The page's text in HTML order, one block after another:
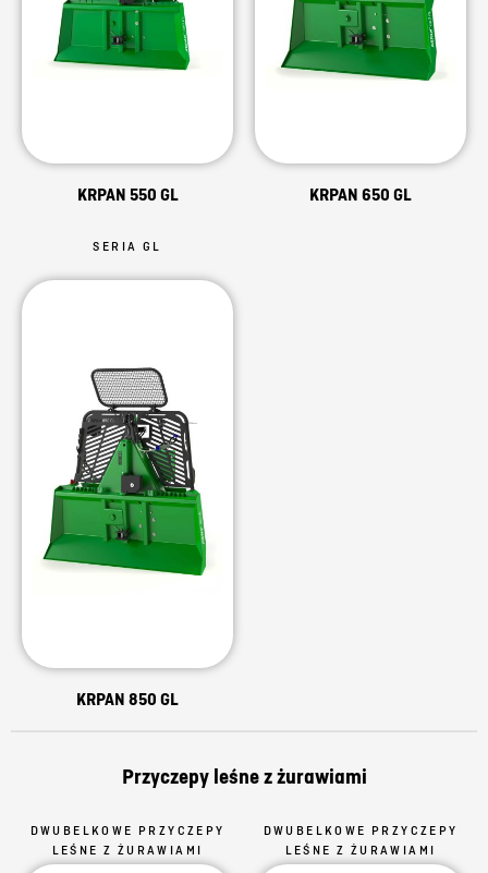
KRPAN 550 GL KRPAN 650 GL
SERIA GL
KRPAN 850 GL
Przyczepy leśne z żurawiami
DWUBELKOWE PRZYCZEPY
LEŚNE Z ŻURAWIAMI
DWUBELKOWE PRZYCZEPY
LEŚNE Z ŻURAWIAMI